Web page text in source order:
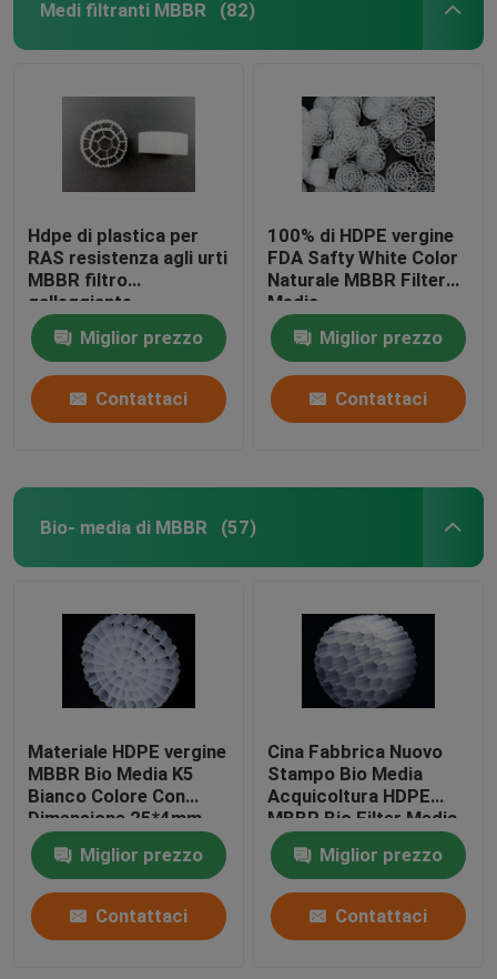
Medi filtranti MBBR (82)
Hdpe di plastica per
RAS resistenza agli urti
MBBR filtro
galleggiante
Miglior prezzo
Contattaci
100% di HDPE vergine
FDA Safty White Color
Naturale MBBR Filter
Media
Miglior prezzo
Contattaci
Bio- media di MBBR (57)
Materiale HDPE vergine
MBBR Bio Media K5
Bianco Colore Con
Dimensione 25*4mm
Per attrezzature IFAS
Miglior prezzo
Contattaci
Cina Fabbrica Nuovo
Stampo Bio Media
Acquicoltura HDPE
MBBR Bio Filter Media
Biomassa Portatore
Media galleggiante
Miglior prezzo
Contattaci